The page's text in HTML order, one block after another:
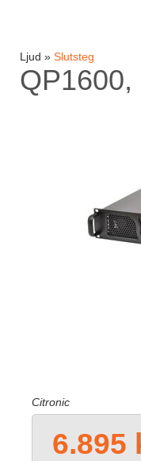
Ljud » Slutsteg
QP1600,
Citronic
6.895